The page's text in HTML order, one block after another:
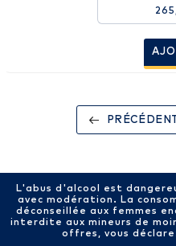
PRÉCÉDENT
L'abus d'alcool est
avec modération. La
déconseillée aux femmes
interdite aux mineurs de
offres, vous